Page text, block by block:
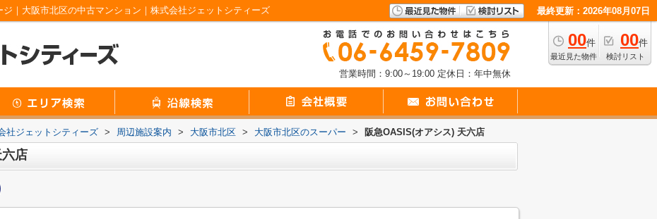
｜大阪市北区の中古マンション｜株式会社ジェットシティーズ 最終更新：2026年08月07日
00件
最近見た物件
00件
検討リスト
営業時間：9:00～19:00 定休日：年中無休
社ジェットシティーズ > 周辺施設案内 > 大阪市北区 > 大阪市北区のスーパー > 阪急OASIS(オアシス) 天六店
店